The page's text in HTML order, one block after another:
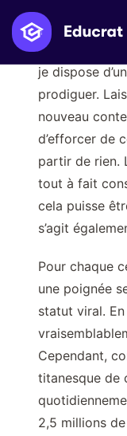
Si vous
je dispose
prodiguer.
nouveau
d’efforcer de
partir de rien.
tout à fait
cela puisse
s’agit
Pour chaque
une poignée
statut viral.
Cependant,
titanesque de
2,5 millions